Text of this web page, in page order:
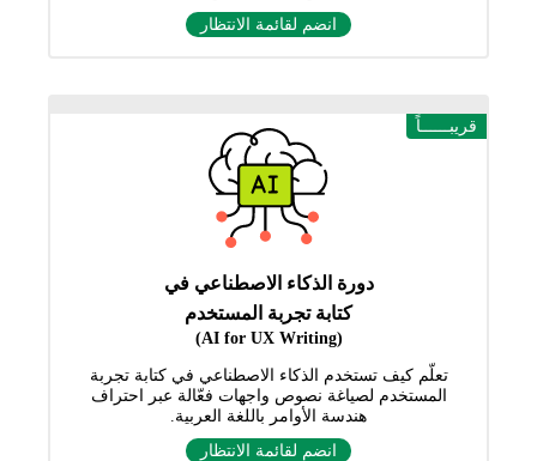
انضم لقائمة الانتظار
قريبــــــاً
دورة الذكاء الاصطناعي في
كتابة تجربة المستخدم
(AI for UX Writing)
تعلّم كيف تستخدم الذكاء الاصطناعي في كتابة تجربة
المستخدم لصياغة نصوص واجهات فعّالة عبر احتراف
هندسة الأوامر باللغة العربية.
انضم لقائمة الانتظار